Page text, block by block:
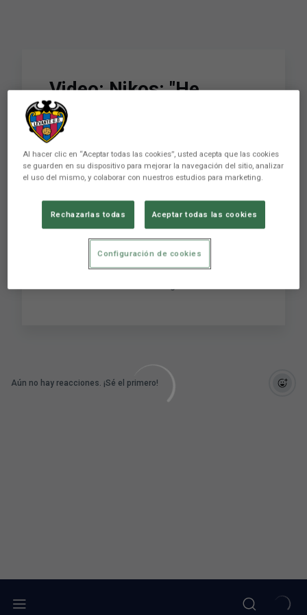
Video: Nikos: "He
conquistado la
Selección de Grecia
gracias al Levante"
Nikos analiza su estreno como internacional con
la Selección griega y matiza que su estancia en
el Levante ha sido fundamental para conseguir
este éxito. El lateral, a la conclusión del
entrenamiento matinal, se refiere a la
Aún no hay reacciones. ¡Sé el primero!
Al hacer clic en “Aceptar todas las cookies”, usted acepta que las cookies
se guarden en su dispositivo para mejorar la navegación del sitio, analizar
el uso del mismo, y colaborar con nuestros estudios para marketing.
Rechazarlas todas Aceptar todas las cookies
Configuración de cookies